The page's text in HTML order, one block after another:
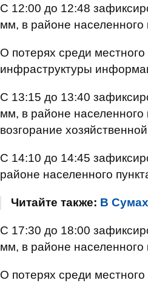
С 12:00 до 12:48
мм, в районе населенного
О потерях среди
инфраструктуры
С 13:15 до 13:40
мм, в районе населенного
возгорание
С 14:10 до 14:45
районе населенного
Читайте также: В
С 17:30 до 18:00
мм, в районе населенного
О потерях среди